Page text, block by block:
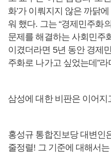
화’가 이뤄지지 않은 까닭
워 했다. 그는 “경제민주화
문제를 해결하는 사회민주
이겼더라면 5년 동안 경제
주화로 나가고 싶었는데”
삼성에 대한 비판은 이어지
홍성규 통합진보당 대변인
줄정렬! 그 기준에 대해서